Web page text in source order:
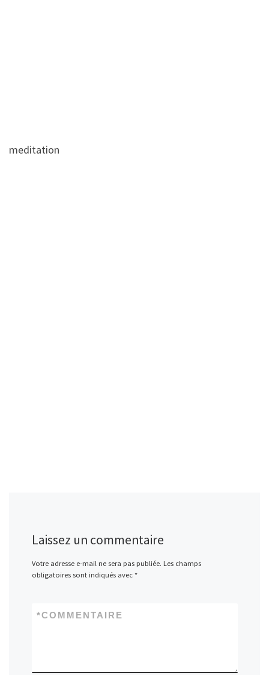
meditation
Laissez un commentaire
Votre adresse e-mail ne sera pas publiée. Les champs
obligatoires sont indiqués avec *
COMMENTAIRE
*